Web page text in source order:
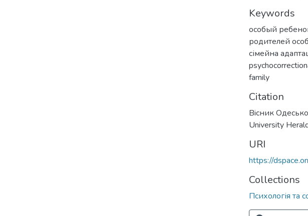
Keywords
особый
родителей
сімейна
family
Citation
Вiсник
University
URI
https://
Collections
Психологія та